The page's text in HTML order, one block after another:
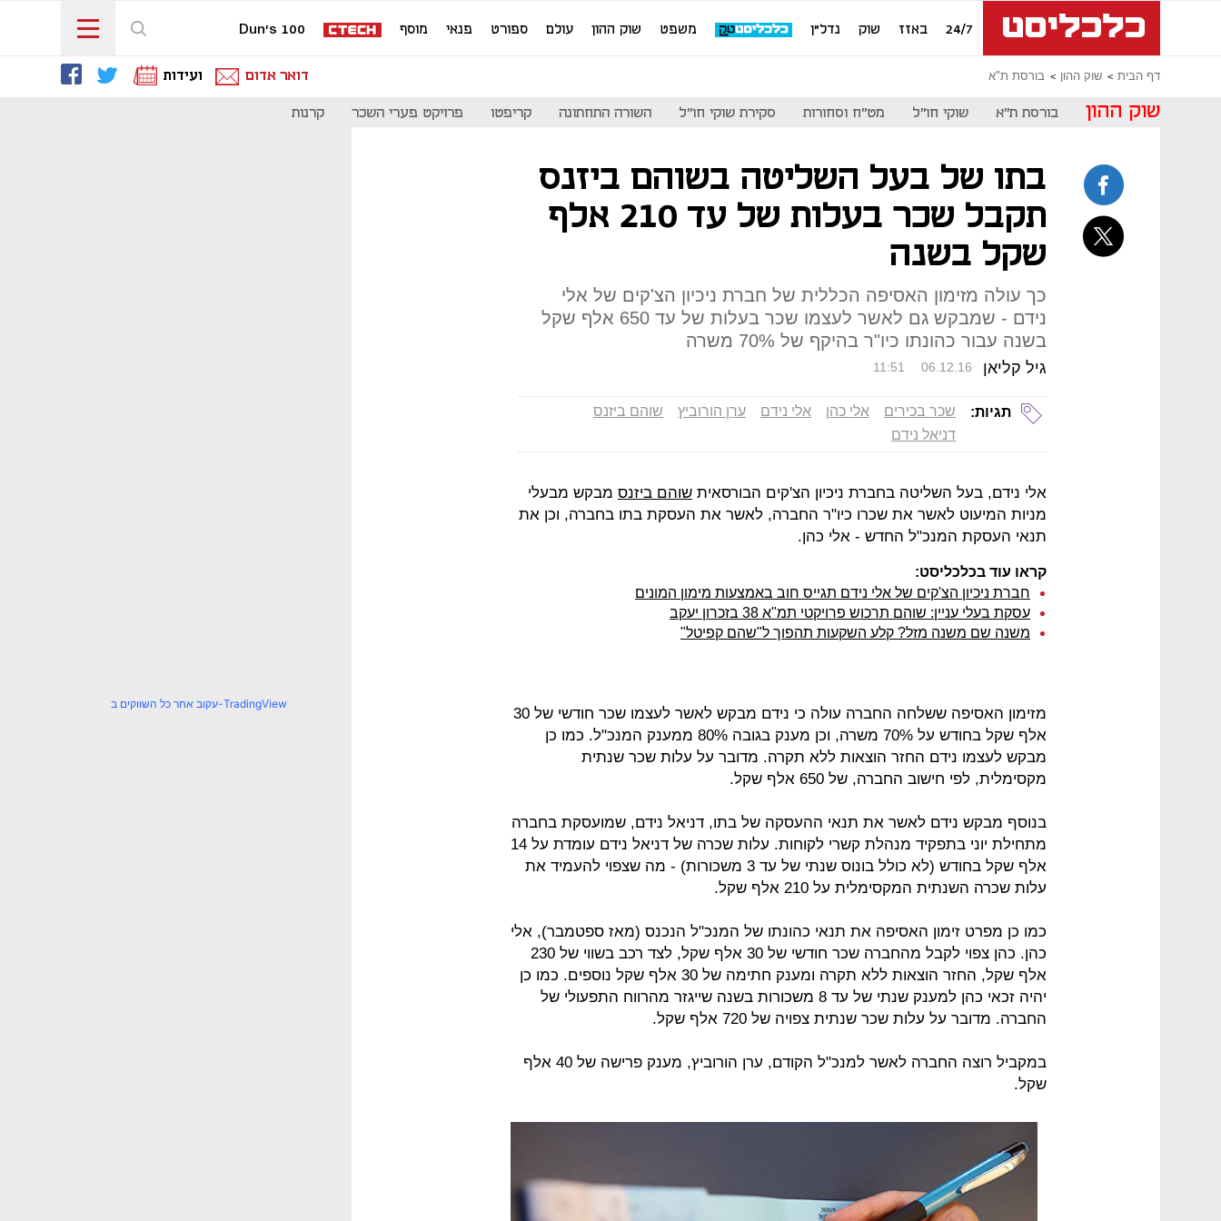
24/7 באזז שוק נדל"ן משפט שוק ההון עולם ספורט פנאי מוסף Dun's 100
דף הבית שוק ההון בורסת ת"א דואר אדום ועידות
שוק ההון בורסת ת"א שוקי חו"ל מט"ח וסחורות סקירת שוקי חו"ל השורה התחתונה קריפטו פרויקט פערי השכר קרנות
בתו של בעל השליטה בשוהם ביזנס
תקבל שכר בעלות של עד 210 אלף
שקל בשנה
כך עולה מזימון האסיפה הכללית של חברת ניכיון הצ'קים של אלי
נידם - שמבקש גם לאשר לעצמו שכר בעלות של עד 650 אלף שקל
בשנה עבור כהונתו כיו"ר בהיקף של 70% משרה
גיל קליאן 11:51 06.12.16
תגיות: שכר בכירים אלי כהן אלי נידם ערן הורוביץ
שוהם ביזנס
דניאל נידם
אלי נידם, בעל השליטה בחברת ניכיון הצ'קים הבורסאית שוהם ביזנס מבקש מבעלי
מניות המיעוט לאשר את שכרו כיו"ר החברה, לאשר את העסקת בתו בחברה, וכן את
תנאי העסקת המנכ"ל החדש - אלי כהן.
קראו עוד בכלכליסט:
חברת ניכיון הצ'קים של אלי נידם תגייס חוב באמצעות מימון המונים
עסקת בעלי עניין: שוהם תרכוש פרויקטי תמ"א 38 בזכרון יעקב
משנה שם משנה מזל? קלע השקעות תהפוך ל"שהם קפיטל"
מזימון האסיפה ששלחה החברה עולה כי נידם מבקש לאשר לעצמו שכר חודשי של 30
אלף שקל בחודש על 70% משרה, וכן מענק בגובה 80% ממענק המנכ"ל. כמו כן
מבקש לעצמו נידם החזר הוצאות ללא תקרה. מדובר על עלות שכר שנתית
מקסימלית, לפי חישוב החברה, של 650 אלף שקל.
בנוסף מבקש נידם לאשר את תנאי ההעסקה של בתו, דניאל נידם, שמועסקת בחברה
מתחילת יוני בתפקיד מנהלת קשרי לקוחות. עלות שכרה של דניאל נידם עומדת על 14
אלף שקל בחודש (לא כולל בונוס שנתי של עד 3 משכורות) - מה שצפוי להעמיד את
עלות שכרה השנתית המקסימלית על 210 אלף שקל.
כמו כן מפרט זימון האסיפה את תנאי כהונתו של המנכ"ל הנכנס (מאז ספטמבר), אלי
כהן. כהן צפוי לקבל מהחברה שכר חודשי של 30 אלף שקל, לצד רכב בשווי של 230
אלף שקל, החזר הוצאות ללא תקרה ומענק חתימה של 30 אלף שקל נוספים. כמו כן
יהיה זכאי כהן למענק שנתי של עד 8 משכורות בשנה שייגזר מהרווח התפעולי של
החברה. מדובר על עלות שכר שנתית צפויה של 720 אלף שקל.
במקביל רוצה החברה לאשר למנכ"ל הקודם, ערן הורוביץ, מענק פרישה של 40 אלף
שקל.
עקוב אחר כל השווקים ב-TradingView